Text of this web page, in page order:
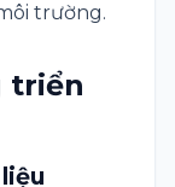
trường.
triển